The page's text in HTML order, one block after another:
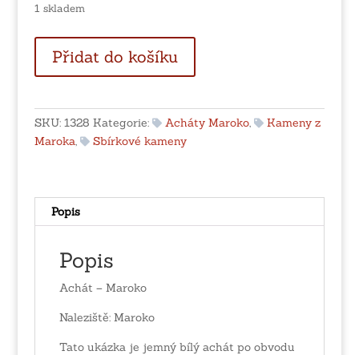
1 skladem
Maroko
Přidat do košíku
SKU: 1328 Kategorie: Acháty Maroko,
Kameny z
Maroka, Sbírkové kameny
Popis
Popis
Achát – Maroko
Naleziště: Maroko
Tato ukázka je jemný bílý achát po obvodu